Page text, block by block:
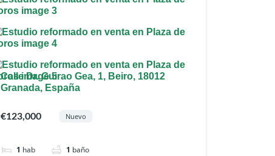
Calle Dr. Guirao Gea, 1, Beiro, 18012
Granada, España
€123,000 Nuevo
1 hab 1 baño